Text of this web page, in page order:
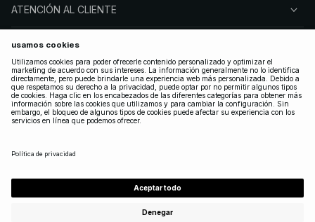
ATENCIÓN AL CLIENTE
SOBRE NA-KD
SÍGUENOS
LEGAL